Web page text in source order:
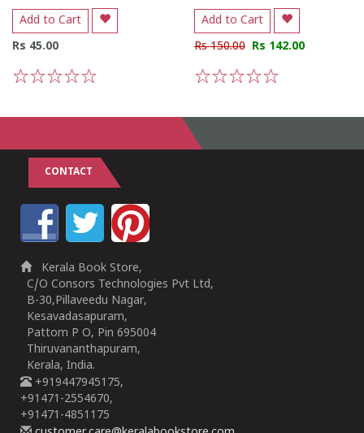
Add to Cart
Rs 45.00
Add to Cart
Rs 150.00 Rs 142.00
CONTACT
Kerala Book Store,
C/O Consors Technologies Pvt Ltd,
B-30,Pillaveedu Nagar,
Kesavadasapuram,
Pattom P O, Pin 695004
Thiruvananthapuram,
Kerala, India.
+919447945175,
+91471-2554670,
+91471-4851175